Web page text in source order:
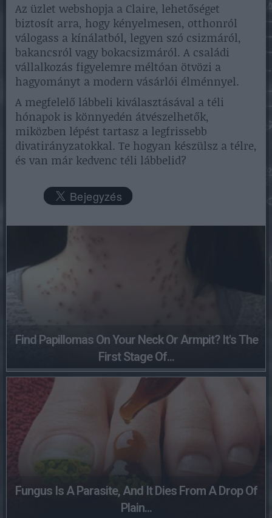
Az üzlet webshopja a Claire, lehetőséget
biztosít arra, hogy kényelmesen, otthonról
válogass a kínálatból, legyen szó csizmáról,
bakancsról vagy bokacsizmáról. A családi
vállalkozás figyelemre méltóan ötvözi a
hagyományt a modern vásárlói élménnyel.
A megfelelő lábbeli kiválasztásával a téli
hónapok is könnyedén átvészelhetők,
miközben lépést tartasz a legfrissebb
divatirányzatokkal. Te hogyan készülsz a télre,
és van már kedvenc téli lábbelid?
Find Papillomas On Your Neck Or Armpit? It's The
First Stage Of...
Fungus Is A Parasite, And It Dies From A Drop Of
Plain...